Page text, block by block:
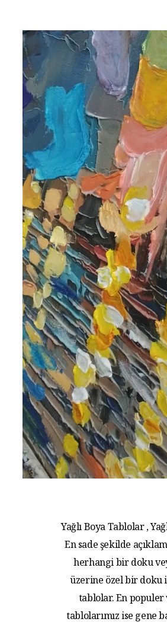
Yağlı Boya Tablolar ,
En sade şekilde
herhangi bir doku
üzerine özel bir doku
tablolar. En
tablolarımız ise gene